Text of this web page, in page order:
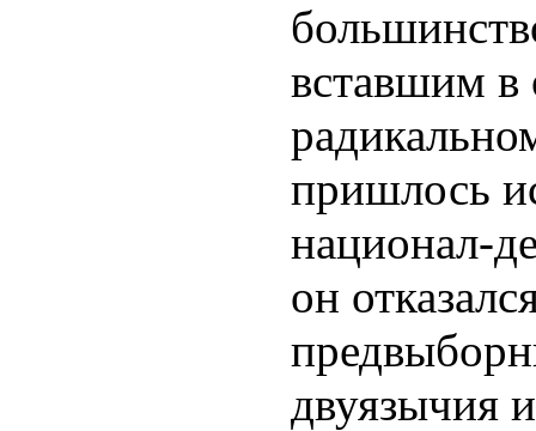
вставшим в
пришлось
национал-
он
двуязычия